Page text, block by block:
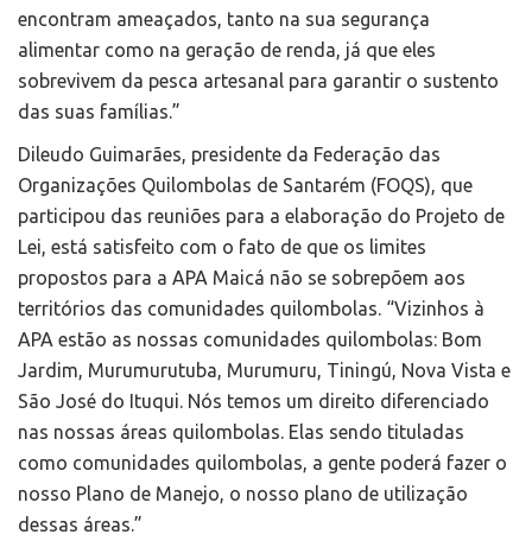
encontram ameaçados, tanto na sua segurança
alimentar como na geração de renda, já que eles
sobrevivem da pesca artesanal para garantir o sustento
das suas famílias.”
Dileudo Guimarães, presidente da Federação das
Organizações Quilombolas de Santarém (FOQS), que
participou das reuniões para a elaboração do Projeto de
Lei, está satisfeito com o fato de que os limites
propostos para a APA Maicá não se sobrepõem aos
territórios das comunidades quilombolas. “Vizinhos à
APA estão as nossas comunidades quilombolas: Bom
Jardim, Murumurutuba, Murumuru, Tiningú, Nova Vista e
São José do Ituqui. Nós temos um direito diferenciado
nas nossas áreas quilombolas. Elas sendo tituladas
como comunidades quilombolas, a gente poderá fazer o
nosso Plano de Manejo, o nosso plano de utilização
dessas áreas.”